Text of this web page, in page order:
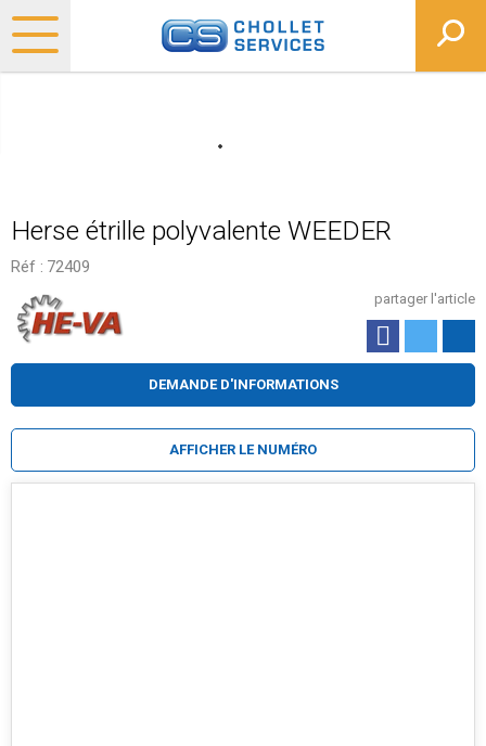
Herse étrille polyvalente WEEDER
Réf : 72409
partager l'article
DEMANDE D'INFORMATIONS
AFFICHER LE NUMÉRO